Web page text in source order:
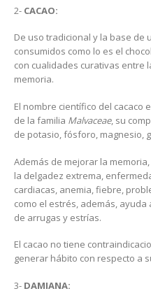
2- CACAO:
De uso tradicional y la base de
consumidos como lo es el
con cualidades curativas entre
memoria.
El nombre científico del cacaco
de la familia Malvaceae, su
de potasio, fósforo, magnesio,
Además de mejorar la
la delgadez extrema,
cardiacas, anemia, fiebre,
como el estrés, además,
de arrugas y estrías.
El cacao no tiene
generar hábito con respecto a
3- DAMIANA: